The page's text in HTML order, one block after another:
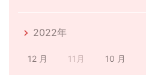
2022年
12 月 11月 10 月